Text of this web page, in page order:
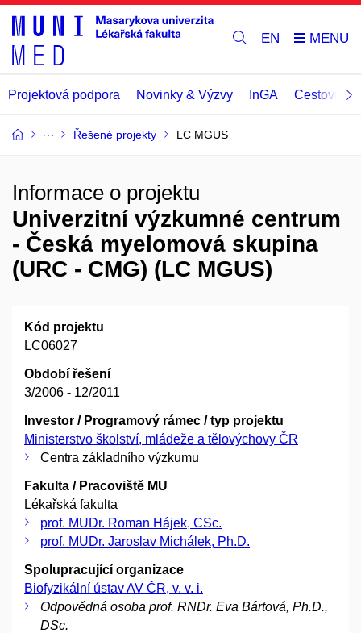
EN
Projektová podpora Novinky & Výzvy InGA Cestovní
Řešené projekty LC MGUS
Informace o projektu
Univerzitní výzkumné centrum
- Česká myelomová skupina
(URC - CMG) (LC MGUS)
Kód projektu
LC06027
Období řešení
3/2006 - 12/2011
Investor / Programový rámec / typ projektu
Ministerstvo školství, mládeže a tělovýchovy ČR
Centra základního výzkumu
Fakulta / Pracoviště MU
Lékařská fakulta
prof. MUDr. Roman Hájek, CSc.
prof. MUDr. Jaroslav Michálek, Ph.D.
Spolupracující organizace
Biofyzikální ústav AV ČR, v. v. i.
Odpovědná osoba prof. RNDr. Eva Bártová, Ph.D.,
DSc.